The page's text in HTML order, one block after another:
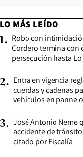
LO MÁS LEÍDO
1. Robo con
Cordero termina con
persecución hasta Lo
2. Entra en vigencia
cuerdas y cadenas
vehículos en panne
3. José Antonio Neme
accidente de tránsito
citado por Fiscalía